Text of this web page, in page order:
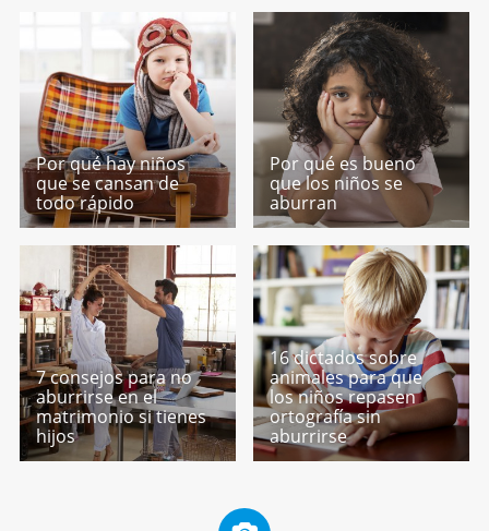
Por qué hay niños
que se cansan de
todo rápido
Por qué es bueno
que los niños se
aburran
7 consejos para no
aburrirse en el
matrimonio si tienes
hijos
16 dictados sobre
animales para que
los niños repasen
ortografía sin
aburrirse